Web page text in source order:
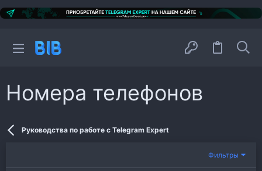
Номера телефонов
Руководства по работе с Telegram Expert
Фильтры